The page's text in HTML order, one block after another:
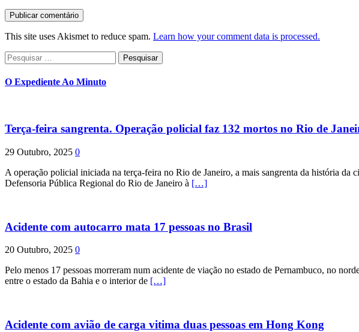
This site uses Akismet to reduce spam. Learn how your comment data is processed.
Pesquisar
por:
O Expediente Ao Minuto
Terça-feira sangrenta. Operação policial faz 132 mortos no Rio de
29 Outubro, 2025 0
A operação policial iniciada na terça-feira no Rio de Janeiro, a mais sangrenta da história
Defensoria Pública Regional do Rio de Janeiro à […]
Acidente com autocarro mata 17 pessoas no Brasil
20 Outubro, 2025 0
Pelo menos 17 pessoas morreram num acidente de viação no estado de Pernambuco, no
entre o estado da Bahia e o interior de […]
Acidente com avião de carga vitima duas pessoas em Hong Kong